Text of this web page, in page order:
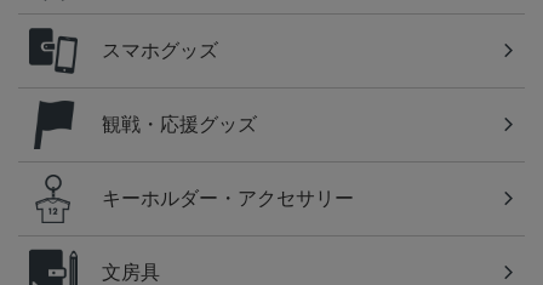
スマホグッズ
観戦・応援グッズ
キーホルダー・アクセサリー
文房具